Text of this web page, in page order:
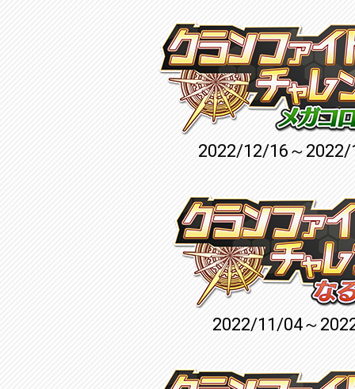
2022/12/16～
2022/11/04～